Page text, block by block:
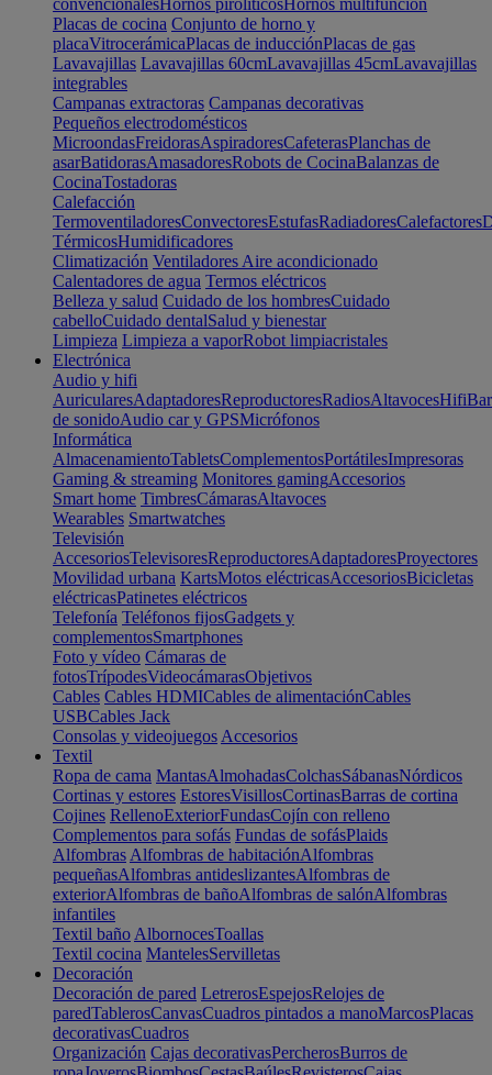
convencionalesHornos pirolíticosHornos multifunción
Placas de cocina Conjunto de horno y
placaVitrocerámicaPlacas de inducciónPlacas de gas
Lavavajillas Lavavajillas 60cmLavavajillas 45cmLavavajillas
integrables
Campanas extractoras Campanas decorativas
Pequeños electrodomésticos
MicroondasFreidorasAspiradoresCafeterasPlanchas de
asarBatidorasAmasadoresRobots de CocinaBalanzas de
CocinaTostadoras
Calefacción
TermoventiladoresConvectoresEstufasRadiadoresCalefactores
TérmicosHumidificadores
Climatización Ventiladores Aire acondicionado
Calentadores de agua Termos eléctricos
Belleza y salud Cuidado de los hombresCuidado
cabelloCuidado dentalSalud y bienestar
Limpieza Limpieza a vaporRobot limpiacristales
Electrónica
Audio y hifi
AuricularesAdaptadoresReproductoresRadiosAltavocesHifi
de sonidoAudio car y GPSMicrófonos
Informática
AlmacenamientoTabletsComplementosPortátilesImpresoras
Gaming & streaming Monitores gamingAccesorios
Smart home TimbresCámarasAltavoces
Wearables Smartwatches
Televisión
AccesoriosTelevisoresReproductoresAdaptadoresProyectores
Movilidad urbana KartsMotos eléctricasAccesoriosBicicletas
eléctricasPatinetes eléctricos
Telefonía Teléfonos fijosGadgets y
complementosSmartphones
Foto y vídeo Cámaras de
fotosTrípodesVideocámarasObjetivos
Cables Cables HDMICables de alimentaciónCables
USBCables Jack
Consolas y videojuegos Accesorios
Textil
Ropa de cama MantasAlmohadasColchasSábanasNórdicos
Cortinas y estores EstoresVisillosCortinasBarras de cortina
Cojines RellenoExteriorFundasCojín con relleno
Complementos para sofás Fundas de sofásPlaids
Alfombras Alfombras de habitaciónAlfombras
pequeñasAlfombras antideslizantesAlfombras de
exteriorAlfombras de bañoAlfombras de salónAlfombras
infantiles
Textil baño AlbornocesToallas
Textil cocina MantelesServilletas
Decoración
Decoración de pared LetrerosEspejosRelojes de
paredTablerosCanvasCuadros pintados a manoMarcosPlacas
decorativasCuadros
Organización Cajas decorativasPercherosBurros de